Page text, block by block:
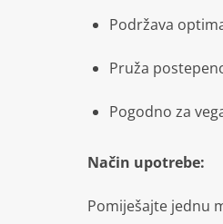
Podržava
Pruža
Pogodno za
Način upotrebe:
Pomiješajte jednu